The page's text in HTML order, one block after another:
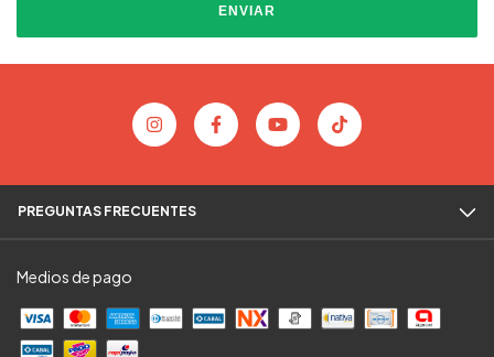
ENVIAR
PREGUNTAS FRECUENTES
Medios de pago